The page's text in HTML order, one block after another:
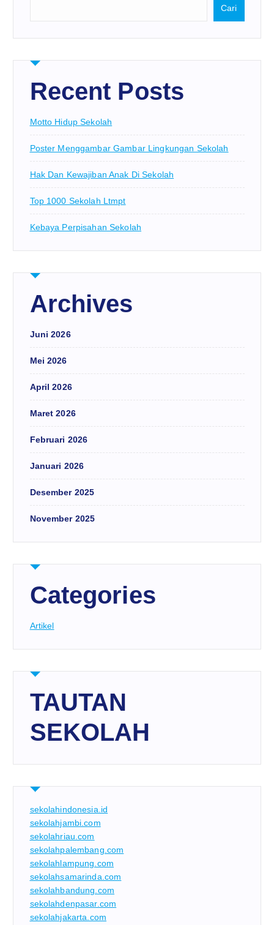
Cari
Recent Posts
Motto Hidup Sekolah
Poster Menggambar Gambar Lingkungan Sekolah
Hak Dan Kewajiban Anak Di Sekolah
Top 1000 Sekolah Ltmpt
Kebaya Perpisahan Sekolah
Archives
Juni 2026
Mei 2026
April 2026
Maret 2026
Februari 2026
Januari 2026
Desember 2025
November 2025
Categories
Artikel
TAUTAN
SEKOLAH
sekolahindonesia.id
sekolahjambi.com
sekolahriau.com
sekolahpalembang.com
sekolahlampung.com
sekolahsamarinda.com
sekolahbandung.com
sekolahdenpasar.com
sekolahjakarta.com